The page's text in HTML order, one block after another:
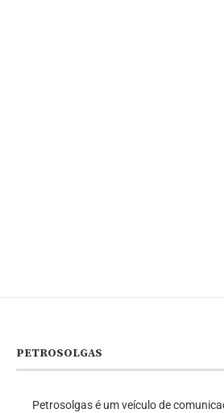
PETROSOLGAS
Petrosolgas é um veículo de